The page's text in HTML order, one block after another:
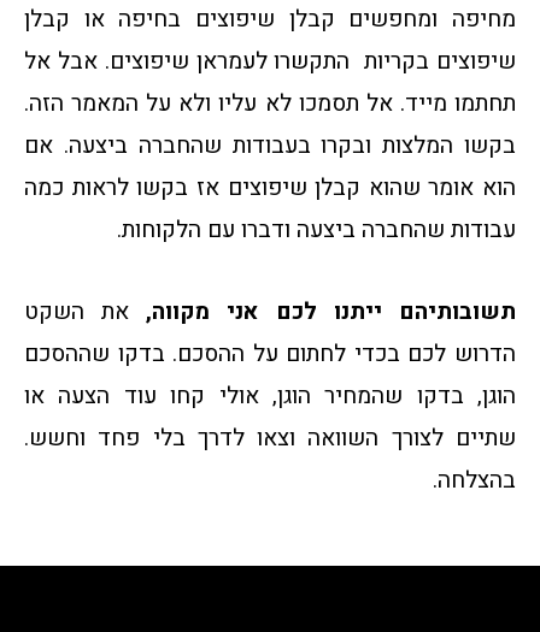
מחיפה ומחפשים קבלן שיפוצים בחיפה או קבלן
שיפוצים בקריות התקשרו לעמראן שיפוצים. אבל אל
תחתמו מייד. אל תסמכו לא עליו ולא על המאמר הזה.
בקשו המלצות ובקרו בעבודות שהחברה ביצעה. אם
הוא אומר שהוא קבלן שיפוצים אז בקשו לראות כמה
עבודות שהחברה ביצעה ודברו עם הלקוחות.
תשובותיהם ייתנו לכם אני מקווה, את השקט
הדרוש לכם בכדי לחתום על ההסכם. בדקו שההסכם
הוגן, בדקו שהמחיר הוגן, אולי קחו עוד הצעה או
שתיים לצורך השוואה וצאו לדרך בלי פחד וחשש.
בהצלחה.